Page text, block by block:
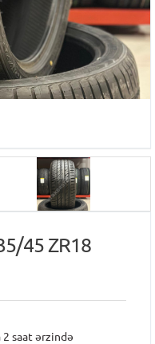
45 ZR18
2 saat ərzində